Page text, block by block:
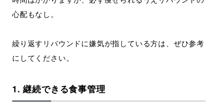
心配もなし。
繰り返すリバウンドに嫌気が指している方は、ぜひ参考
にしてください。
1. 継続できる食事管理